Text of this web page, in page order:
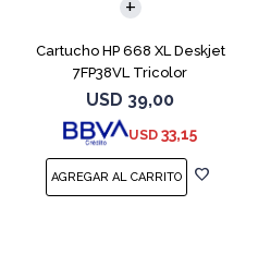
Cartucho HP 668 XL Deskjet
7FP38VL Tricolor
USD 39,00
USD 33,15